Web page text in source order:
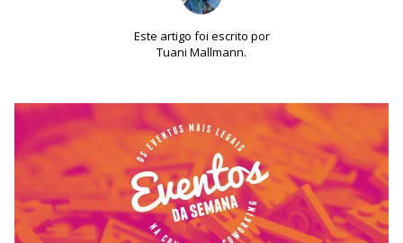
Este artigo foi escrito por
Tuani Mallmann.